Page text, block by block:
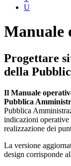
U
Manuale
Progettare
della
Il Manuale
Pubblica
Pubblica
indicazioni operative
realizzazione dei
La versione
design corrisponde